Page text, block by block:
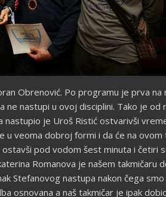
Obrenović. Po programu je prva
nastupi u ovoj disciplini. Tako je
je Uroš Ristić ostvarivši
veoma dobroj formi i da će na
pod vodom šest minuta i četiri
Romanova je našem takmičaru
nastupa nakon čega smo
osnovana a naš takmičar je ipak